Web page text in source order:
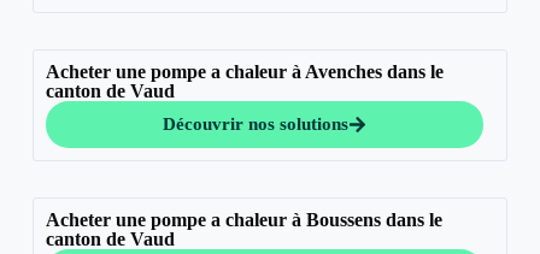
Acheter une pompe a chaleur à Avenches dans le
canton de Vaud
Découvrir nos solutions
Acheter une pompe a chaleur à Boussens dans le
canton de Vaud